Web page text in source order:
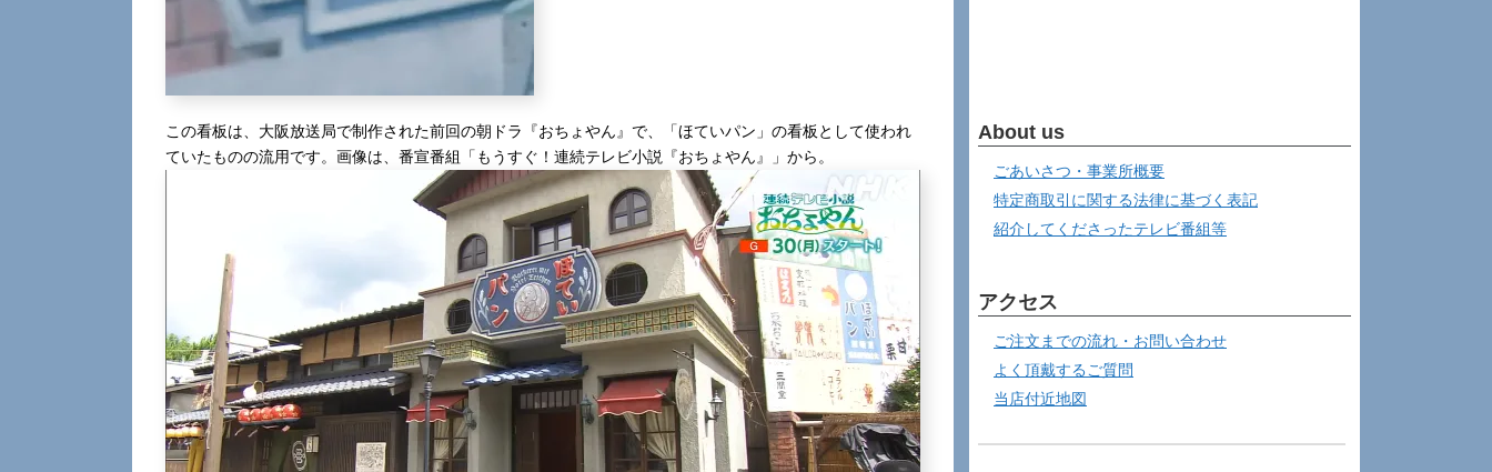
この看板は、大阪放送局で制作された前回の朝ドラ『おちょやん』で、「ほていパン」の看板として使われ
ていたものの流用です。画像は、番宣番組「もうすぐ！連続テレビ小説『おちょやん』」から。
About us
ごあいさつ・事業所概要
特定商取引に関する法律に基づく表記
紹介してくださったテレビ番組等
アクセス
ご注文までの流れ・お問い合わせ
よく頂戴するご質問
当店付近地図